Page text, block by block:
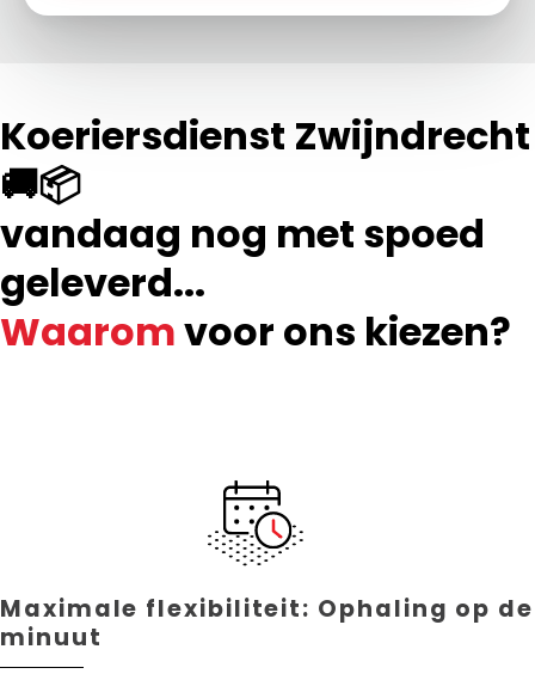
Koeriersdienst Zwijndrecht
🚚📦
vandaag nog met spoed
geleverd...
Waaromvoor ons kiezen?
Maximale flexibiliteit: Ophaling op de
minuut